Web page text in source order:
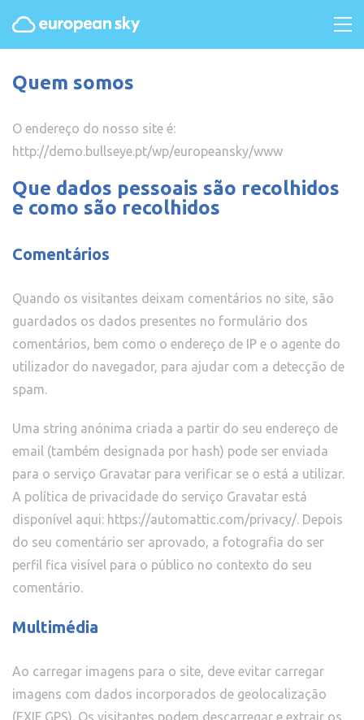
Quem somos
O endereço do nosso site é:
http://demo.bullseye.pt/wp/europeansky/www
Que dados pessoais são recolhidos
e como são recolhidos
Comentários
Quando os visitantes deixam comentários no site, são
guardados os dados presentes no formulário dos
comentários, bem como o endereço de IP e o agente do
utilizador do navegador, para ajudar com a detecção de
spam.
Uma string anónima criada a partir do seu endereço de
email (também designada por hash) pode ser enviada
para o serviço Gravatar para verificar se o está a utilizar.
A política de privacidade do serviço Gravatar está
disponível aqui: https://automattic.com/privacy/. Depois
do seu comentário ser aprovado, a fotografia do ser
perfil fica visível para o público no contexto do seu
comentário.
Multimédia
Ao carregar imagens para o site, deve evitar carregar
imagens com dados incorporados de geolocalização
(EXIF GPS). Os visitantes podem descarregar e extrair os